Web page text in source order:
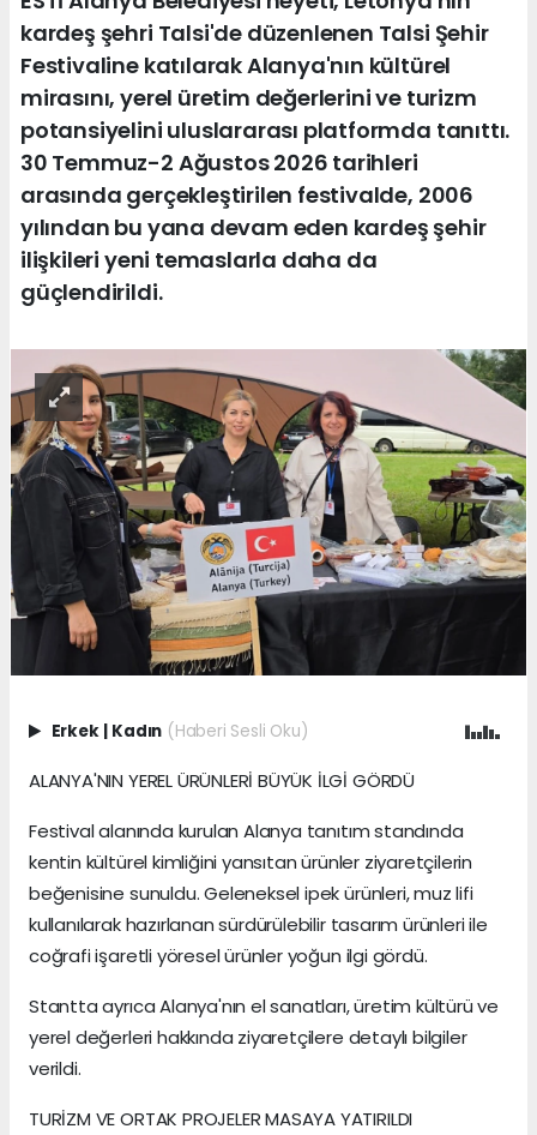
kardeş şehri Talsi'de düzenlenen Talsi Şehir
Festivaline katılarak Alanya'nın kültürel
mirasını, yerel üretim değerlerini ve turizm
potansiyelini uluslararası platformda tanıttı.
30 Temmuz-2 Ağustos 2026 tarihleri
arasında gerçekleştirilen festivalde, 2006
yılından bu yana devam eden kardeş şehir
ilişkileri yeni temaslarla daha da
güçlendirildi.
Erkek | Kadın (Haberi Sesli Oku)
ALANYA'NIN YEREL ÜRÜNLERİ BÜYÜK İLGİ GÖRDÜ
Festival alanında kurulan Alanya tanıtım standında
kentin kültürel kimliğini yansıtan ürünler ziyaretçilerin
beğenisine sunuldu. Geleneksel ipek ürünleri, muz lifi
kullanılarak hazırlanan sürdürülebilir tasarım ürünleri ile
coğrafi işaretli yöresel ürünler yoğun ilgi gördü.
Stantta ayrıca Alanya'nın el sanatları, üretim kültürü ve
yerel değerleri hakkında ziyaretçilere detaylı bilgiler
verildi.
TURİZM VE ORTAK PROJELER MASAYA YATIRILDI